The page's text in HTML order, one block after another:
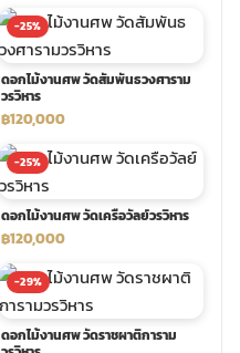
-25%
ดอกไม้งานศพ วัดสัมพันธวงศาราม
วรวิหาร
฿120,000
-25%
ดอกไม้งานศพ วัดเครือวัลย์วรวิหาร
฿120,000
-29%
ดอกไม้งานศพ วัดราชผาติการาม